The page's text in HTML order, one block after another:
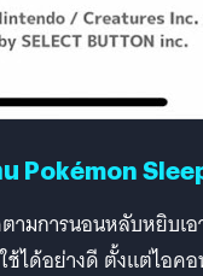
Pokémon
ามการนอนหลับหยิบเอ
ช้ได้อย่างดี ตั้งแต่ไอค